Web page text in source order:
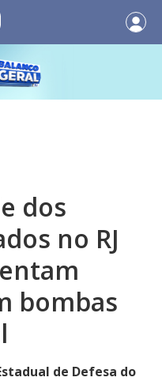
dos
no RJ
bombas
de Defesa do